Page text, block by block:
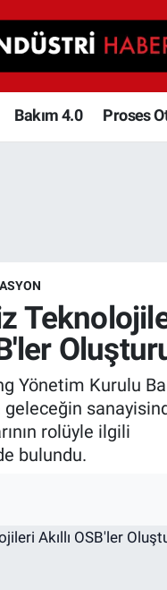
Bakım 4.0 Proses
Yönetim Kurulu
geleceğin
rolüyle ilgili
bulundu.